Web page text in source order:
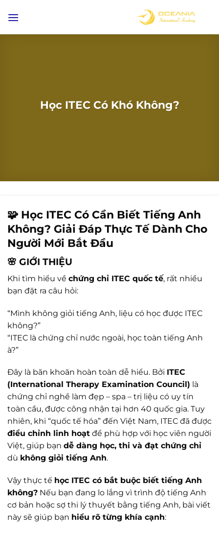
qua
Học ITEC Có Khó Không?
🧩 Học ITEC Có Cần Biết Tiếng Anh
Không? Giải Đáp Thực Tế Dành Cho
Người Mới Bắt Đầu
🌸 GIỚI THIỆU
Khi tìm hiểu về chứng chỉ ITEC quốc tế, rất nhiều
bạn đặt ra câu hỏi:
“Mình không giỏi tiếng Anh, liệu có học được ITEC
không?”
“ITEC là chứng chỉ nước ngoài, học toàn tiếng Anh
à?”
Đây là băn khoăn hoàn toàn dễ hiểu. Bởi ITEC
(International Therapy Examination Council) là
chứng chỉ nghề làm đẹp – spa – trị liệu có uy tín
toàn cầu, được công nhận tại hơn 40 quốc gia. Tuy
nhiên, khi “quốc tế hóa” đến Việt Nam, ITEC đã được
điều chỉnh linh hoạt để phù hợp với học viên người
Việt, giúp bạn dễ dàng học, thi và đạt chứng chỉ
dù không giỏi tiếng Anh.
Vậy thực tế học ITEC có bắt buộc biết tiếng Anh
không? Nếu bạn đang lo lắng vì trình độ tiếng Anh
cơ bản hoặc sợ thi lý thuyết bằng tiếng Anh, bài viết
này sẽ giúp bạn hiểu rõ từng khía cạnh: